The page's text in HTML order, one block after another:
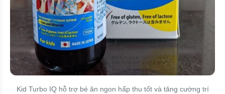
Kid Turbo IQ hỗ trợ bé ăn ngon hấp thu tốt và tăng cường trí